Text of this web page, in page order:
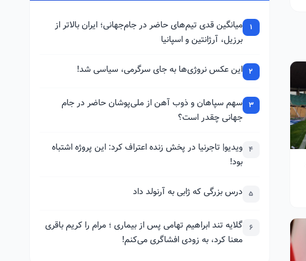
1
میانگین قدی تیم‌های حاضر در جام‌جهانی؛ ایران بالاتر از
برزیل، آرژانتین و اسپانیا
2 این عکس نروژی‌ها به جای سرگرمی، سیاسی شد!
3 سهم سپاهان و ذوب آهن از ملی‌پوشان حاضر در جام
جهانی چقدر است؟
4 ویدیو| تاجرنیا در پخش زنده اعتراف کرد: این پروژه اشتباه
بود!
5 درس بزرگی که ژابی به آرنولد داد
6 گلایه تند ابراهیم تهامی پس از بیماری ؛ مرام را کریم باقری
معنا کرد، به زودی افشاگری می‌کنم!